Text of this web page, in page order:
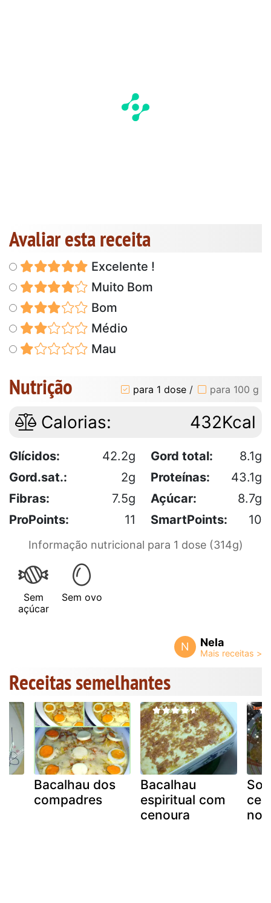
Avaliar esta receita
Excelente !
Muito Bom
Bom
Médio
Mau
Nutrição para 1 dose / para 100 g
Calorias: 432Kcal
Glícidos: 42.2g Gord total:
8.1g
Gord.sat.:
2g Proteínas:
43.1g
Fibras:
7.5g Açúcar:
8.7g
ProPoints:
11 SmartPoints: 10
Informação nutricional para 1 dose (314g)
Sem
açúcar
Sem ovo
N Nela
Receitas semelhantes
Bacalhau dos
compadres
Bacalhau
espiritual com
cenoura
noz